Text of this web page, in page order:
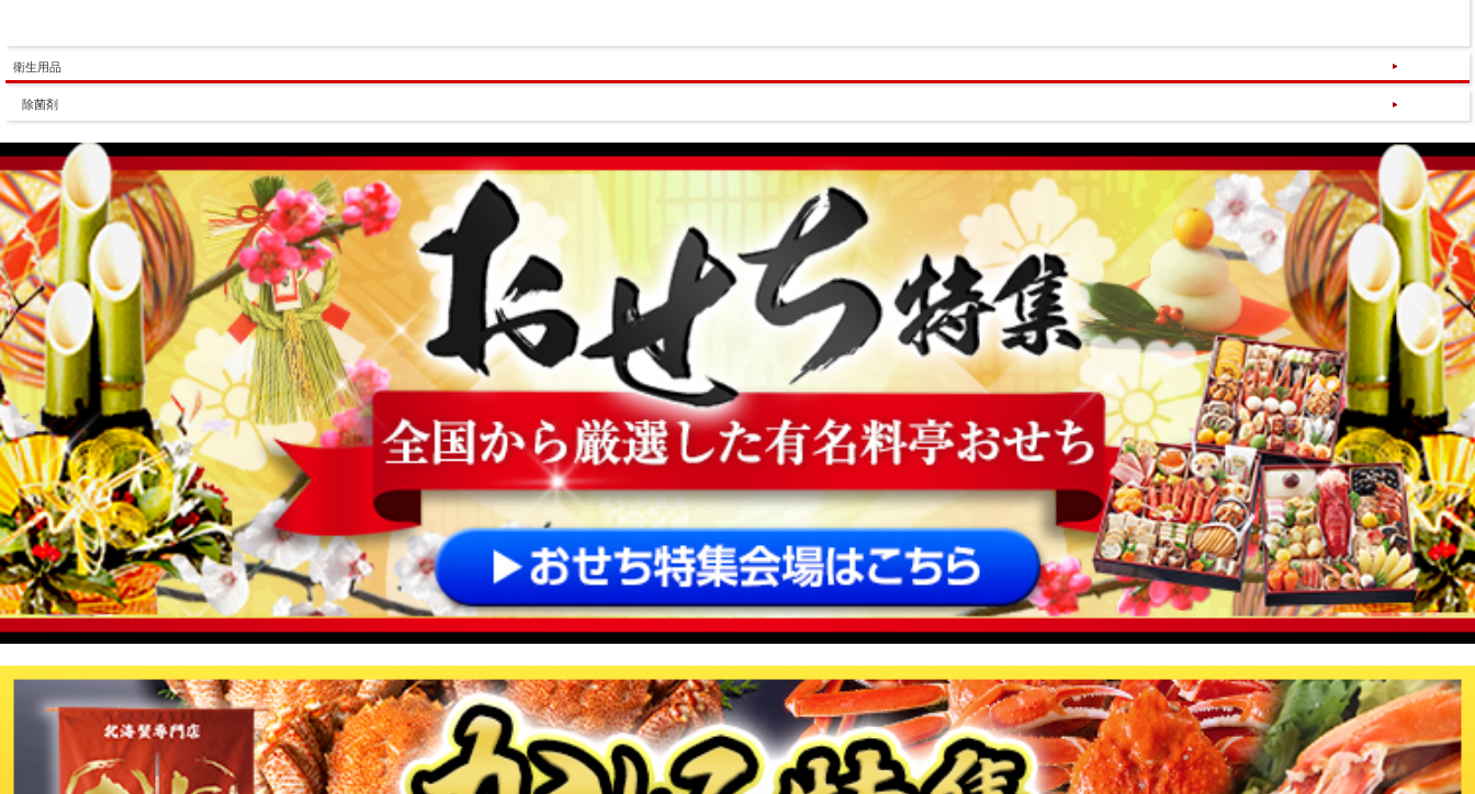
衛生用品
除菌剤